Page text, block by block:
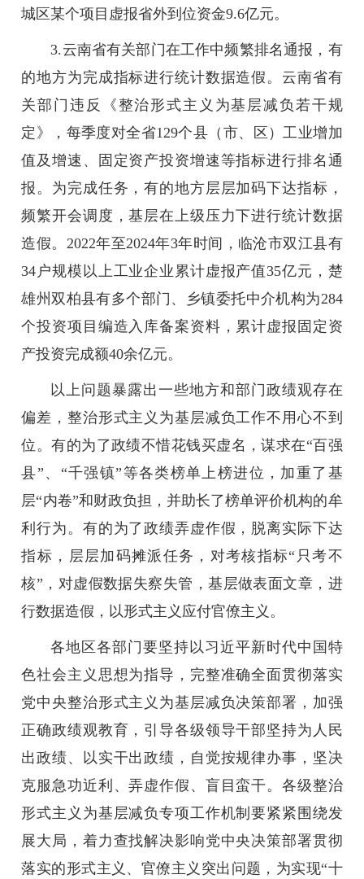
城区某个项目虚报省外到位资金9.6亿元。
3.云南省有关部门在工作中频繁排名通报，有
的地方为完成指标进行统计数据造假。云南省有
关部门违反《整治形式主义为基层减负若干规
定》，每季度对全省129个县（市、区）工业增加
值及增速、固定资产投资增速等指标进行排名通
报。为完成任务，有的地方层层加码下达指标，
频繁开会调度，基层在上级压力下进行统计数据
造假。2022年至2024年3年时间，临沧市双江县有
34户规模以上工业企业累计虚报产值35亿元，楚
雄州双柏县有多个部门、乡镇委托中介机构为284
个投资项目编造入库备案资料，累计虚报固定资
产投资完成额40余亿元。
以上问题暴露出一些地方和部门政绩观存在
偏差，整治形式主义为基层减负工作不用心不到
位。有的为了政绩不惜花钱买虚名，谋求在“百强
县”、“千强镇”等各类榜单上榜进位，加重了基
层“内卷”和财政负担，并助长了榜单评价机构的牟
利行为。有的为了政绩弄虚作假，脱离实际下达
指标，层层加码摊派任务，对考核指标“只考不
核”，对虚假数据失察失管，基层做表面文章，进
行数据造假，以形式主义应付官僚主义。
各地区各部门要坚持以习近平新时代中国特
色社会主义思想为指导，完整准确全面贯彻落实
党中央整治形式主义为基层减负决策部署，加强
正确政绩观教育，引导各级领导干部坚持为人民
出政绩、以实干出政绩，自觉按规律办事，坚决
克服急功近利、弄虚作假、盲目蛮干。各级整治
形式主义为基层减负专项工作机制要紧紧围绕发
展大局，着力查找解决影响党中央决策部署贯彻
落实的形式主义、官僚主义突出问题，为实现“十